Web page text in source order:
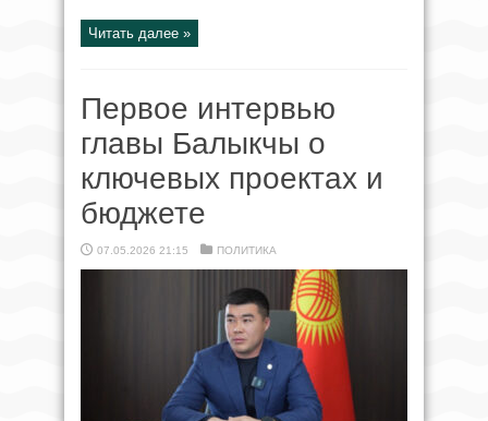
Читать далее »
Первое интервью
главы Балыкчы о
ключевых проектах и
бюджете
07.05.2026 21:15 ПОЛИТИКА